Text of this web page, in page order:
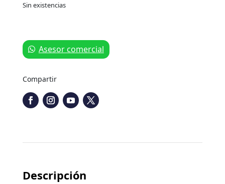
Sin existencias
Asesor comercial
Compartir
Descripción